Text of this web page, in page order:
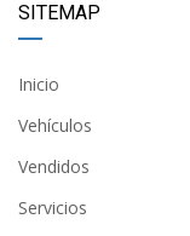
SITEMAP
Inicio
Vehículos
Vendidos
Servicios